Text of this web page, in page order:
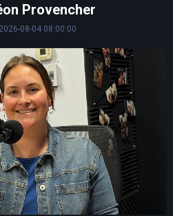
Provencher
2026-08-04 08:00:00